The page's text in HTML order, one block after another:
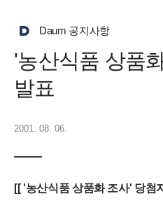
Daum 공지사항
'농산식품 상품
발표
2001. 08. 06.
[[ '농산식품 상품화 조사' 당첨